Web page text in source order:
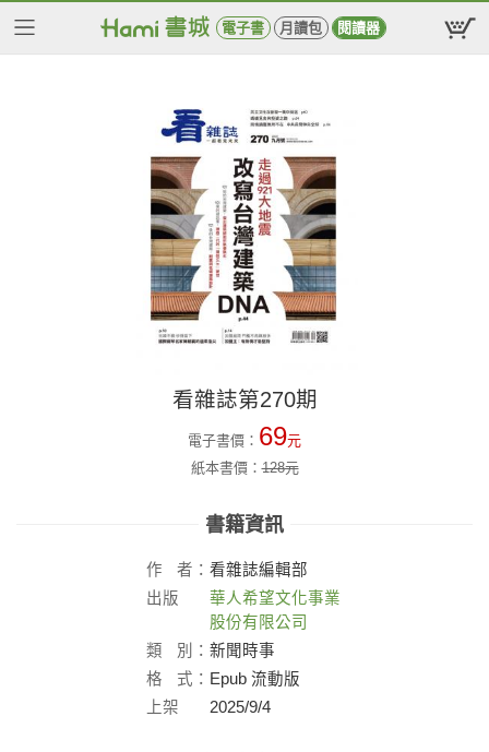
電子書 月讀包 閱讀器
看雜誌第270期
電子書價： 69元
紙本書價：128元
書籍資訊
作 者： 看雜誌編輯部
出版
華人希望文化事業
股份有限公司
類
別： 新聞時事
格
式： Epub 流動版
上架
2025/9/4